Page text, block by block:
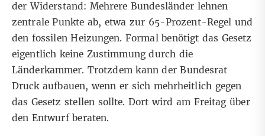
der Widerstand: Mehrere Bundesländer lehnen
zentrale Punkte ab, etwa zur 65-Prozent-Regel und
den fossilen Heizungen. Formal benötigt das Gesetz
eigentlich keine Zustimmung durch die
Länderkammer. Trotzdem kann der Bundesrat
Druck aufbauen, wenn er sich mehrheitlich gegen
das Gesetz stellen sollte. Dort wird am Freitag über
den Entwurf beraten.